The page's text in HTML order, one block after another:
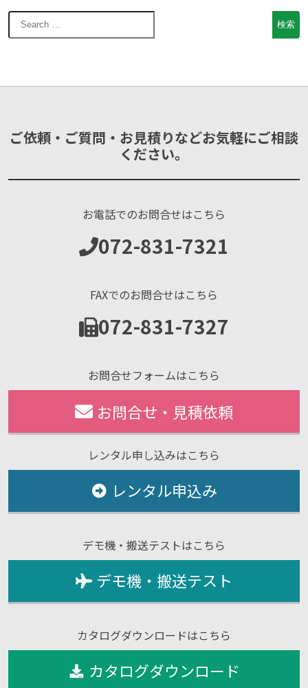
ご依頼・ご質問・お見積りなどお気軽にご相談
ください。
お電話でのお問合せはこちら
072-831-7321
FAXでのお問合せはこちら
072-831-7327
お問合せフォームはこちら
お問合せ・見積依頼
レンタル申し込みはこちら
レンタル申込み
デモ機・搬送テストはこちら
デモ機・搬送テスト
カタログダウンロードはこちら
カタログダウンロード